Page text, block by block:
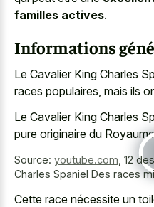
familles actives.
Informations
Le Cavalier King Charles
races populaires, mais ils
Le Cavalier King Charles
pure originaire du
Source: youtube.com 12
Charles Spaniel Des races
Cette race nécessite un